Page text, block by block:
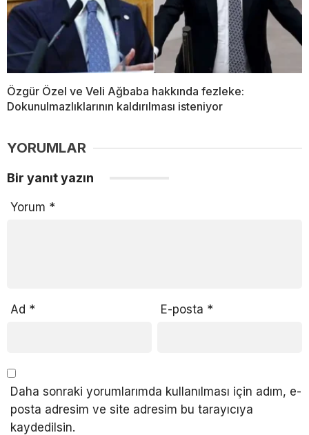
Özgür Özel ve Veli Ağbaba hakkında fezleke:
Dokunulmazlıklarının kaldırılması isteniyor
YORUMLAR
Bir yanıt yazın
Yorum *
Ad * E-posta *
Daha sonraki yorumlarımda kullanılması için adım, e-
posta adresim ve site adresim bu tarayıcıya
kaydedilsin.